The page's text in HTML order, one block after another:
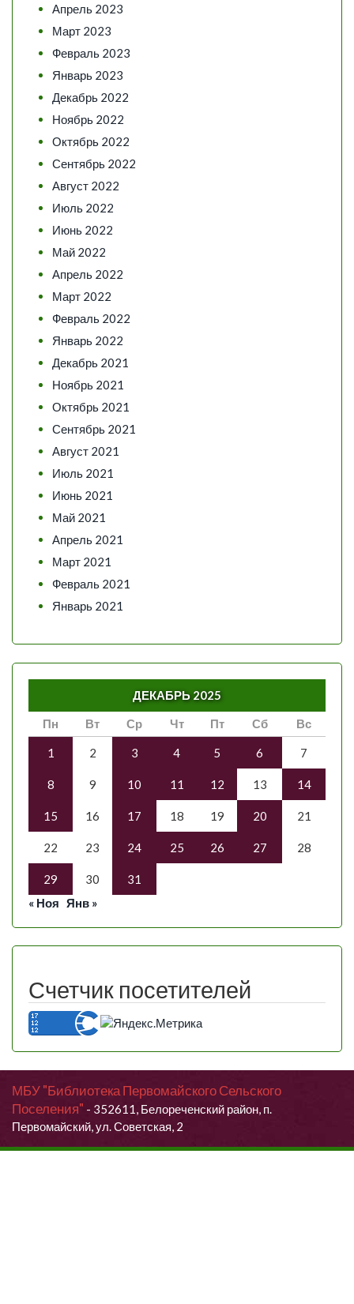
Апрель 2023
Март 2023
Февраль 2023
Январь 2023
Декабрь 2022
Ноябрь 2022
Октябрь 2022
Сентябрь 2022
Август 2022
Июль 2022
Июнь 2022
Май 2022
Апрель 2022
Март 2022
Февраль 2022
Январь 2022
Декабрь 2021
Ноябрь 2021
Октябрь 2021
Сентябрь 2021
Август 2021
Июль 2021
Июнь 2021
Май 2021
Апрель 2021
Март 2021
Февраль 2021
Январь 2021
ДЕКАБРЬ 2025
Пн
Вт Ср Чт Пт Сб Вс
1 2 3 4 5 6 7
8 9 10 11 12 13 14
15 16 17 18 19 20 21
22 23 24 25 26 27 28
29 30
31
« Ноя Янв »
Счетчик посетителей
МБУ "Библиотека Первомайского Сельского
Поселения" - 352611, Белореченский район, п.
Первомайский, ул. Советская, 2